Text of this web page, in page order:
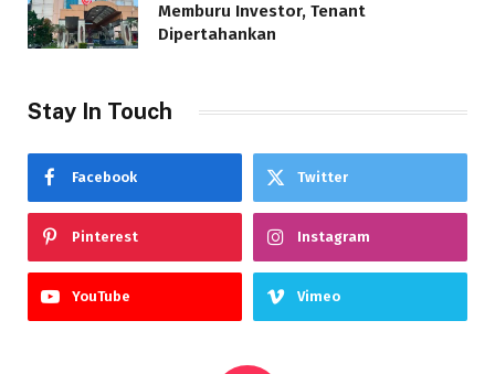
Memburu Investor, Tenant
Dipertahankan
Stay In Touch
Facebook Twitter
Pinterest Instagram
YouTube Vimeo